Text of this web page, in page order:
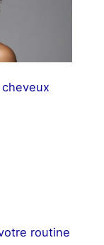
routine